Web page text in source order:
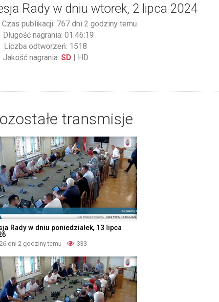
Rady w dniu wtorek, 2 lipca 2024
Czas publikacji: 767 dni 2 godziny temu
Długość nagrania: 01:46:19
Liczba odtworzeń: 1518
Jakość nagrania: SD | HD
transmisje
Rady w dniu poniedziałek, 13 lipca
26 dni 2 godziny temu 333